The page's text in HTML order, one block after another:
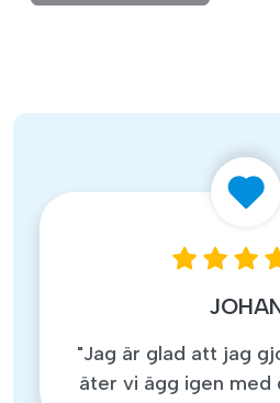
"Jag är glad att jag
äter vi ägg igen med